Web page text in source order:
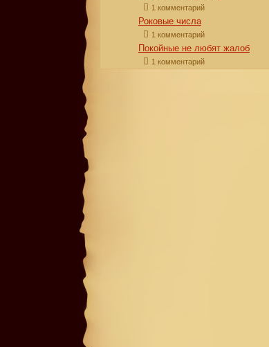
1 комментарий
Роковые числа
1 комментарий
Покойные не любят жалоб
1 комментарий